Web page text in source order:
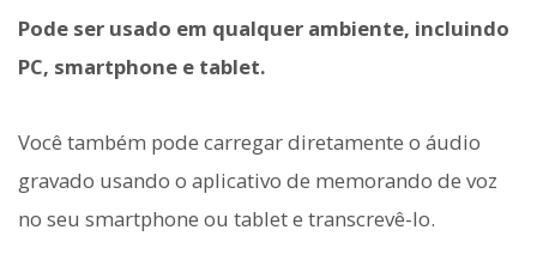
Pode ser usado em qualquer ambiente, incluindo
PC, smartphone e tablet.
Você também pode carregar diretamente o áudio
gravado usando o aplicativo de memorando de voz
no seu smartphone ou tablet e transcrevê-lo.